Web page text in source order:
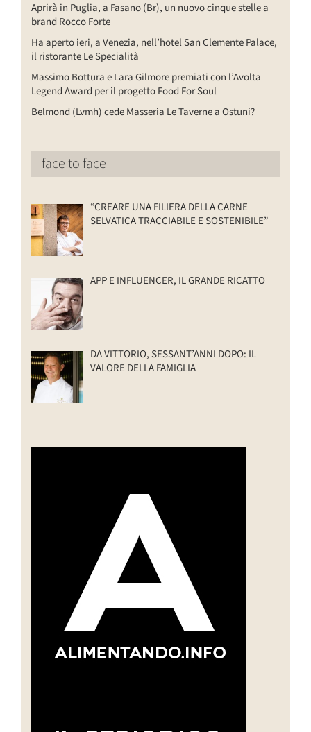
Aprirà in Puglia, a Fasano (Br), un nuovo cinque stelle a
brand Rocco Forte
Ha aperto ieri, a Venezia, nell’hotel San Clemente Palace,
il ristorante Le Specialità
Massimo Bottura e Lara Gilmore premiati con l’Avolta
Legend Award per il progetto Food For Soul
Belmond (Lvmh) cede Masseria Le Taverne a Ostuni?
face to face
“CREARE UNA FILIERA DELLA CARNE
SELVATICA TRACCIABILE E SOSTENIBILE”
APP E INFLUENCER, IL GRANDE RICATTO
DA VITTORIO, SESSANT’ANNI DOPO: IL
VALORE DELLA FAMIGLIA